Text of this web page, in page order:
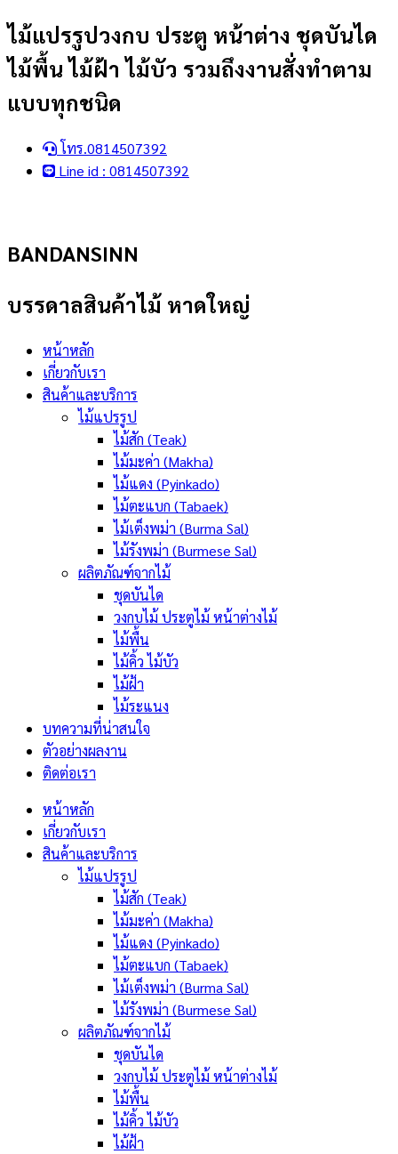
Skip
content
ไม้แปรรูปวงกบ ประตู หน้าต่าง ชุดบันได
ไม้พื้น ไม้ฝ้า ไม้บัว รวมถึงงานสั่งทำตาม
แบบทุกชนิด
โทร.0814507392
Line id : 0814507392
BANDANSINN
บรรดาลสินค้าไม้ หาดใหญ่
หน้าหลัก
เกี่ยวกับเรา
สินค้าและบริการ
ไม้แปรรูป
ไม้สัก (Teak)
ไม้มะค่า (Makha)
ไม้แดง (Pyinkado)
ไม้ตะแบก (Tabaek)
ไม้เต็งพม่า (Burma Sal)
ไม้รังพม่า (Burmese Sal)
ผลิตภัณฑ์จากไม้
ชุดบันได
วงกบไม้ ประตูไม้ หน้าต่างไม้
ไม้พื้น
ไม้คิ้ว ไม้บัว
ไม้ฝ้า
ไม้ระแนง
บทความที่น่าสนใจ
ตัวอย่างผลงาน
ติดต่อเรา
หน้าหลัก
เกี่ยวกับเรา
สินค้าและบริการ
ไม้แปรรูป
ไม้สัก (Teak)
ไม้มะค่า (Makha)
ไม้แดง (Pyinkado)
ไม้ตะแบก (Tabaek)
ไม้เต็งพม่า (Burma Sal)
ไม้รังพม่า (Burmese Sal)
ผลิตภัณฑ์จากไม้
ชุดบันได
วงกบไม้ ประตูไม้ หน้าต่างไม้
ไม้พื้น
ไม้คิ้ว ไม้บัว
ไม้ฝ้า